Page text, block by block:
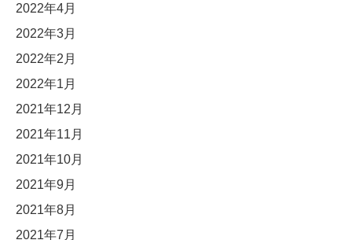
2022年4月
2022年3月
2022年2月
2022年1月
2021年12月
2021年11月
2021年10月
2021年9月
2021年8月
2021年7月